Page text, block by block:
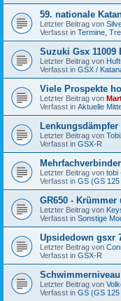
59. nationale
Letzter Beitrag von
Verfasst in Termine,
Suzuki Gsx 11009
Letzter Beitrag von
Verfasst in GSX /
Viele Prospekte
Letzter Beitrag von
Verfasst in Aktuelle
Lenkungsdämpfer
Letzter Beitrag von
Verfasst in GSX-R
Letzter Beitrag von tobi
Verfasst in GS (GS
GR650 -
Letzter Beitrag von
Verfasst in Sonstige
Upsidedown gsxr
Letzter Beitrag von
Verfasst in GSX-R
Schwimmerniveau
Letzter Beitrag von
Verfasst in GS (GS